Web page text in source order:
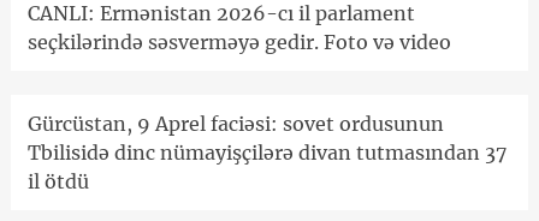
CANLI: Ermənistan 2026-cı il parlament
seçkilərində səsverməyə gedir. Foto və video
Gürcüstan, 9 Aprel faciəsi: sovet ordusunun
Tbilisidə dinc nümayişçilərə divan tutmasından 37
il ötdü